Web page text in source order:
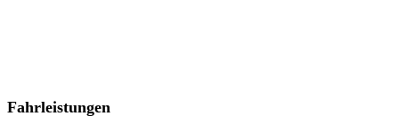
Fahrleistungen